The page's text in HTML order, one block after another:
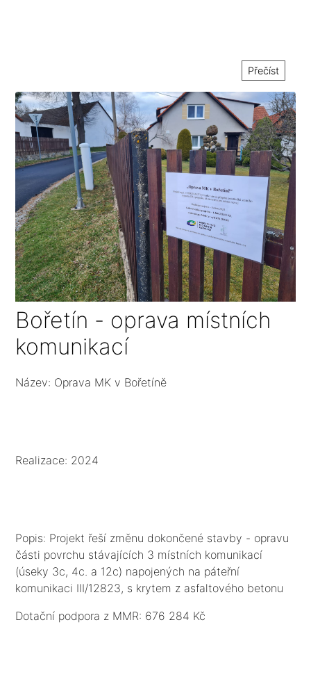
Přečíst
Bořetín - oprava místních
komunikací
Název: Oprava MK v Bořetíně
Realizace: 2024
Popis: Projekt řeší změnu dokončené stavby - opravu
části povrchu stávajících 3 místních komunikací
(úseky 3c, 4c. a 12c) napojených na páteřní
komunikaci III/12823, s krytem z asfaltového betonu
rozrušení stávajícího povrchu v úsecích poškození,
Dotační podpora z MMR: 676 284 Kč